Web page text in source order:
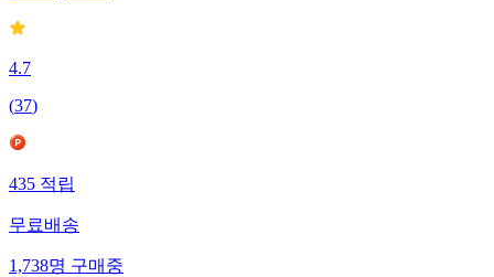
4.7
(37)
435 적립
무료배송
1,738명 구매중